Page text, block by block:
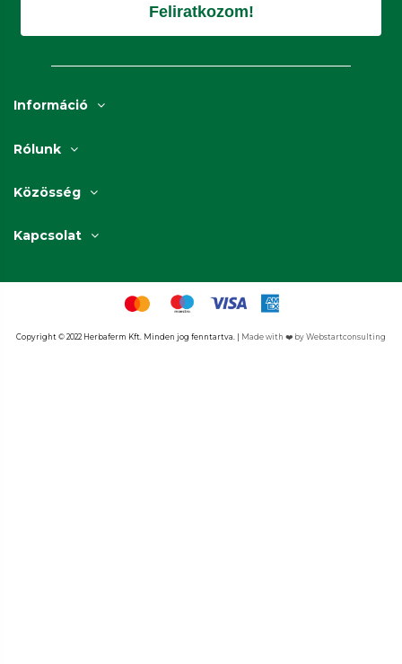
Feliratkozom!
Információ
Rólunk
Közösség
Kapcsolat
Copyright © 2022 Herbaferm Kft. Minden jog fenntartva. | Made with ❤️ by Webstartconsulting​​